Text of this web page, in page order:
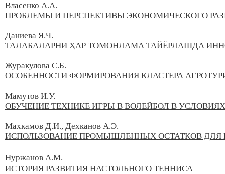
Власенко А.А.
ПРОБЛЕМЫ И ПЕРСПЕКТИВЫ ЭКОНОМИЧЕСКОГО
Даниева Я.Ч.
ТАЛАБАЛАРНИ ҲАР ТОМОНЛАМА ТАЙЁРЛАШДА
Журакулова С.Б.
ОСОБЕННОСТИ ФОРМИРОВАНИЯ КЛАСТЕРА
Мамутов И.У.
ОБУЧЕНИЕ ТЕХНИКЕ ИГРЫ В ВОЛЕЙБОЛ В
Махкамов Д.И., Дехканов А.Э.
ИСПОЛЬЗОВАНИЕ ПРОМЫШЛЕННЫХ ОСТАТКОВ
Нуржанов А.М.
ИСТОРИЯ РАЗВИТИЯ НАСТОЛЬНОГО ТЕННИСА